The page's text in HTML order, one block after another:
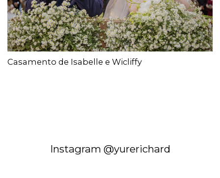
Casamento de Isabelle e Wicliffy
Instagram @yurerichard